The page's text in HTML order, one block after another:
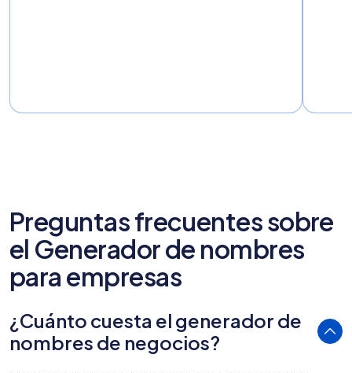
Preguntas frecuentes sobre
el Generador de nombres
para empresas
¿Cuánto cuesta el generador de
nombres de negocios?